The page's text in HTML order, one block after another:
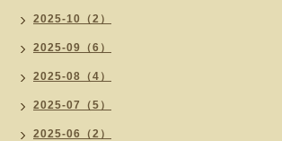
2025-10（2）
2025-09（6）
2025-08（4）
2025-07（5）
2025-06（2）